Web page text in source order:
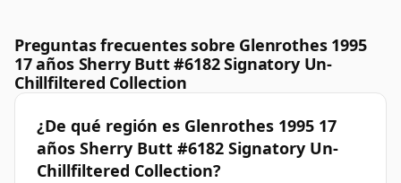
Preguntas frecuentes sobre Glenrothes 1995
17 años Sherry Butt #6182 Signatory Un-
Chillfiltered Collection
¿De qué región es Glenrothes 1995 17
años Sherry Butt #6182 Signatory Un-
Chillfiltered Collection?